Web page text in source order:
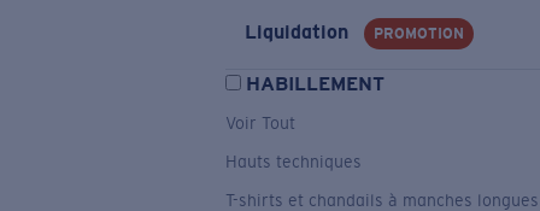
Liquidation PROMOTION
HABILLEMENT
Voir Tout
Hauts techniques
T-shirts et chandails à manches longues